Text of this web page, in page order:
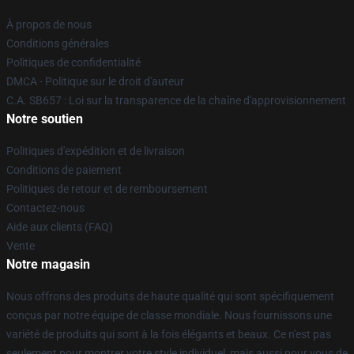
À propos de nous
Conditions générales
Politiques de confidentialité
DMCA - Politique sur le droit d'auteur
C.A. SB657 : Loi sur la transparence de la chaîne d'approvisionnement
Notre soutien
Politiques d'expédition et de livraison
Conditions de paiement
Politiques de retour et de remboursement
Contactez-nous
Aide aux clients (FAQ)
Vente
Notre magasin
Nous offrons des produits de haute qualité qui sont spécifiquement
conçus par notre équipe de classe mondiale. Nous fournissons une
variété de produits qui sont à la fois élégants et beaux. Ce n'est pas